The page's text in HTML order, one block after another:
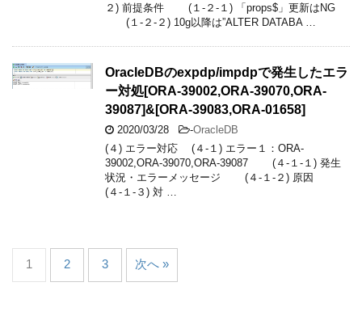
２) 前提条件 (１-２-１) 「props$」更新はNG
(１-２-２) 10g以降は”ALTER DATABA …
OracleDBのexpdp/impdpで発生したエラ
ー対処[ORA-39002,ORA-39070,ORA-
39087]&[ORA-39083,ORA-01658]
2020/03/28 -OracleDB
(４) エラー対応 (４-１) エラー１：ORA-
39002,ORA-39070,ORA-39087 (４-１-１) 発生
状況・エラーメッセージ (４-１-２) 原因
(４-１-３) 対 …
1 2 3 次へ »